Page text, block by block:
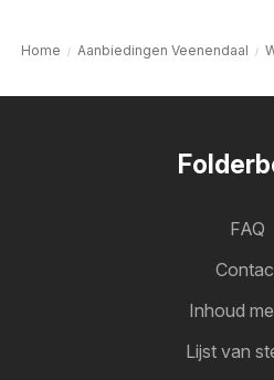
Home Aanbiedingen Veenendaal
FAQ
Inhoud
Lijst van